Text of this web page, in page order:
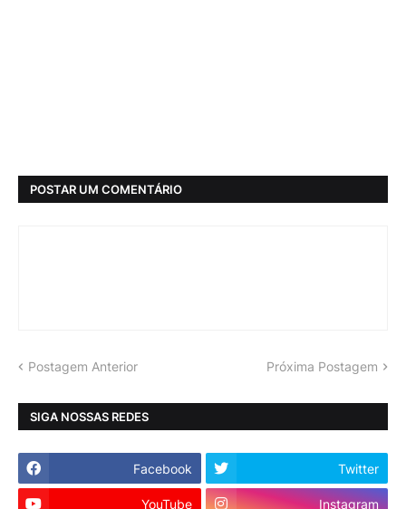
POSTAR UM COMENTÁRIO
Postagem Anterior Próxima Postagem
SIGA NOSSAS REDES
Facebook Twitter
YouTube Instagram